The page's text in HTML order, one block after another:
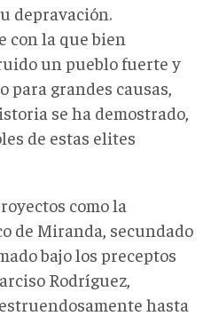
depravación.
con la que bien
un pueblo fuerte y
grandes causas,
se ha demostrado,
de estas elites
como la
de Miranda, secundado
bajo los preceptos
Rodríguez,
hasta